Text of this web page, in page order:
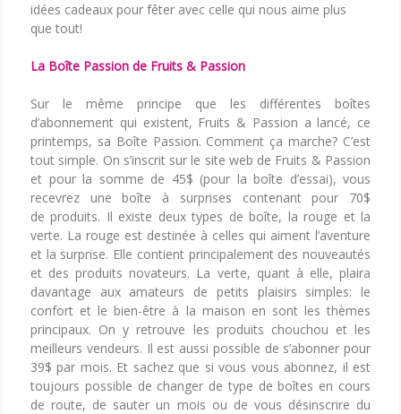
idées cadeaux pour fêter avec celle qui nous aime plus
que tout!
La Boîte Passion de Fruits & Passion
Sur le même principe que les différentes boîtes
d’abonnement qui existent, Fruits & Passion a lancé, ce
printemps, sa Boîte Passion. Comment ça marche? C’est
tout simple. On s’inscrit sur le site web de Fruits & Passion
et pour la somme de 45$ (pour la boîte d’essai), vous
recevrez une boîte à surprises contenant pour 70$
de produits. Il existe deux types de boîte, la rouge et la
verte. La rouge est destinée à celles qui aiment l’aventure
et la surprise. Elle contient principalement des nouveautés
et des produits novateurs. La verte, quant à elle, plaira
davantage aux amateurs de petits plaisirs simples: le
confort et le bien-être à la maison en sont les thèmes
principaux. On y retrouve les produits chouchou et les
meilleurs vendeurs. Il est aussi possible de s’abonner pour
39$ par mois. Et sachez que si vous vous abonnez, il est
toujours possible de changer de type de boîtes en cours
de route, de sauter un mois ou de vous désinscrire du